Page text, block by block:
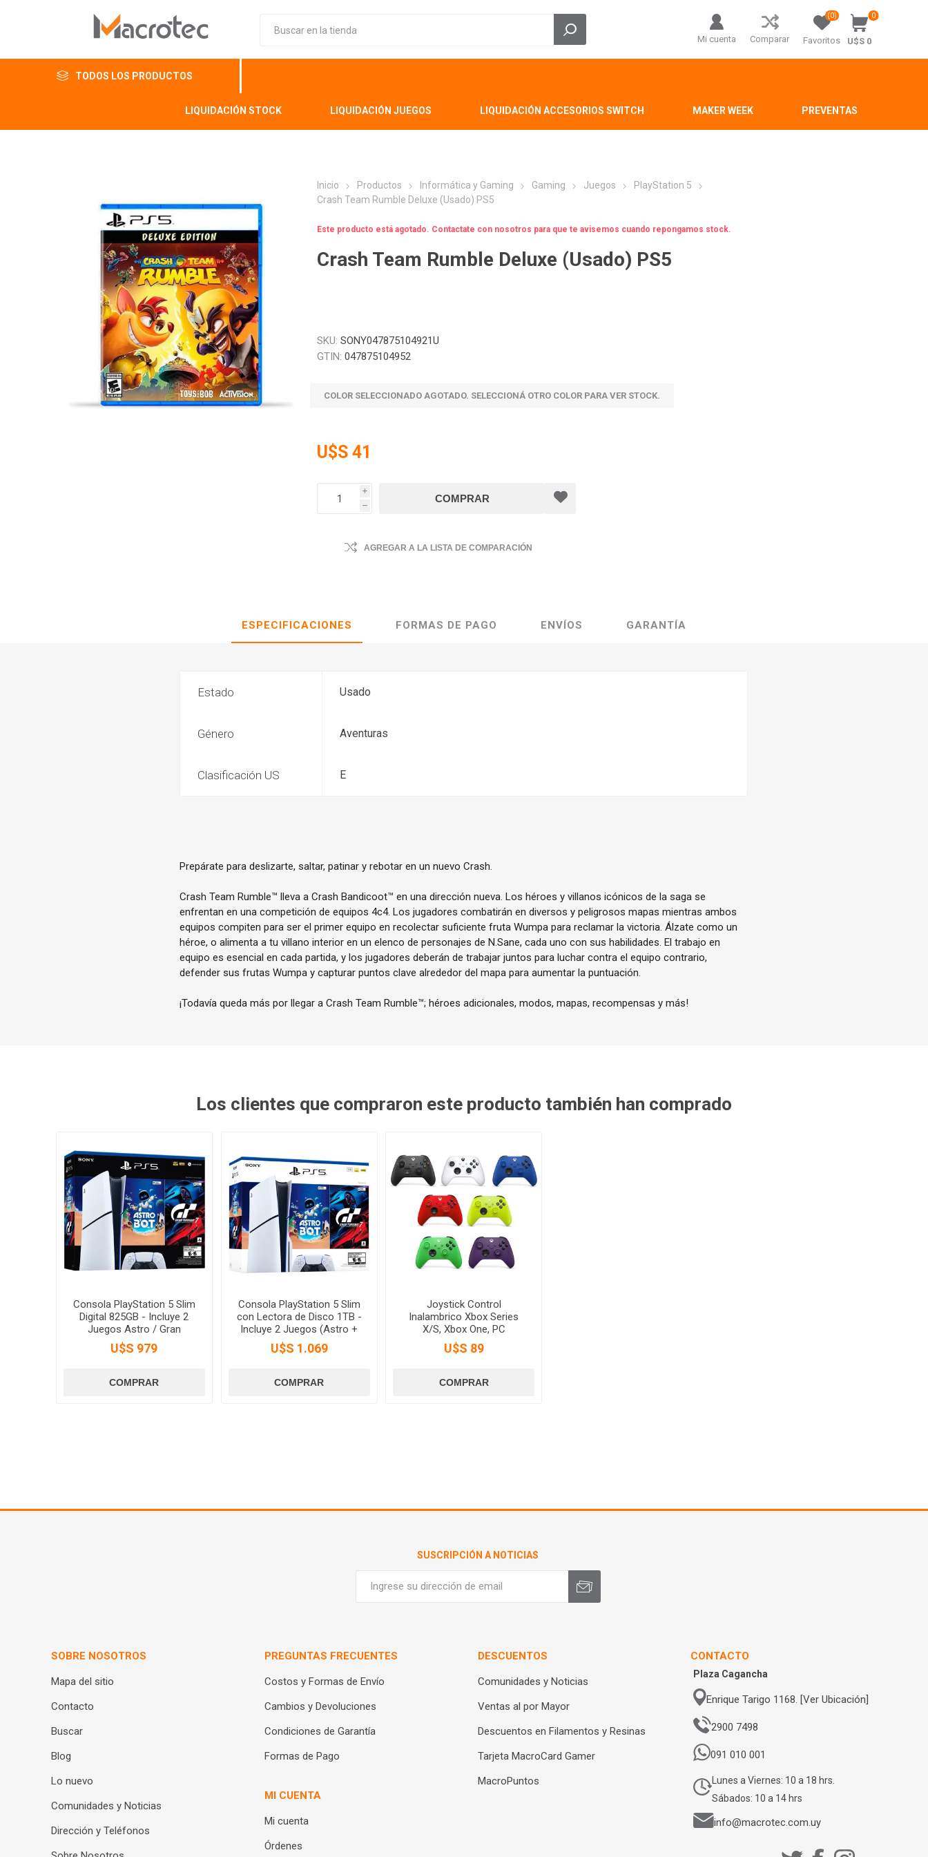
Mi cuenta Comparar Favoritos
(0) 0
U$S 0
TODOS LOS PRODUCTOS
LIQUIDACIÓN STOCK LIQUIDACIÓN JUEGOS LIQUIDACIÓN ACCESORIOS SWITCH MAKER WEEK PREVENTAS
Inicio Productos Informática y Gaming Gaming Juegos
PlayStation 5
Crash Team Rumble Deluxe (Usado) PS5
Este producto está agotado. Contactate con nosotros para que te avisemos cuando repongamos stock.
Crash Team Rumble Deluxe (Usado) PS5
SKU: SONY047875104921U
GTIN: 047875104952
COLOR SELECCIONADO AGOTADO. SELECCIONÁ OTRO COLOR PARA VER STOCK.
U$S 41
i
h
AGREGAR A LA LISTA DE COMPARACIÓN
ESPECIFICACIONES FORMAS DE PAGO ENVÍOS GARANTÍA
Estado Usado
Género Aventuras
Clasificación US E
Prepárate para deslizarte, saltar, patinar y rebotar en un nuevo Crash.
Crash Team Rumble™ lleva a Crash Bandicoot™ en una dirección nueva. Los héroes y villanos icónicos de la saga se
enfrentan en una competición de equipos 4c4. Los jugadores combatirán en diversos y peligrosos mapas mientras ambos
equipos compiten para ser el primer equipo en recolectar suficiente fruta Wumpa para reclamar la victoria. Álzate como un
héroe, o alimenta a tu villano interior en un elenco de personajes de N.Sane, cada uno con sus habilidades. El trabajo en
equipo es esencial en cada partida, y los jugadores deberán de trabajar juntos para luchar contra el equipo contrario,
defender sus frutas Wumpa y capturar puntos clave alrededor del mapa para aumentar la puntuación.
¡Todavía queda más por llegar a Crash Team Rumble™; héroes adicionales, modos, mapas, recompensas y más!
Los clientes que compraron este producto también han comprado
Consola PlayStation 5 Slim
Digital 825GB - Incluye 2
Juegos Astro / Gran
Turismo 7
U$S 979
Consola PlayStation 5 Slim
con Lectora de Disco 1TB -
Incluye 2 Juegos (Astro +
Gran Turismo 7)
U$S 1.069
Joystick Control
Inalambrico Xbox Series
X/S, Xbox One, PC
U$S 89
SUSCRIPCIÓN A NOTICIAS
SOBRE NOSOTROS
Mapa del sitio
Contacto
Buscar
Blog
Lo nuevo
Comunidades y Noticias
Dirección y Teléfonos
PREGUNTAS FRECUENTES
Costos y Formas de Envío
Cambios y Devoluciones
Condiciones de Garantía
Formas de Pago
MI CUENTA
Mi cuenta
Órdenes
DESCUENTOS
Comunidades y Noticias
Ventas al por Mayor
Descuentos en Filamentos y Resinas
Tarjeta MacroCard Gamer
MacroPuntos
CONTACTO
Plaza Cagancha
Enrique Tarigo 1168. [Ver Ubicación]
2900 7498
091 010 001
Lunes a Viernes: 10 a 18 hrs.
Sábados: 10 a 14 hrs
info@macrotec.com.uy